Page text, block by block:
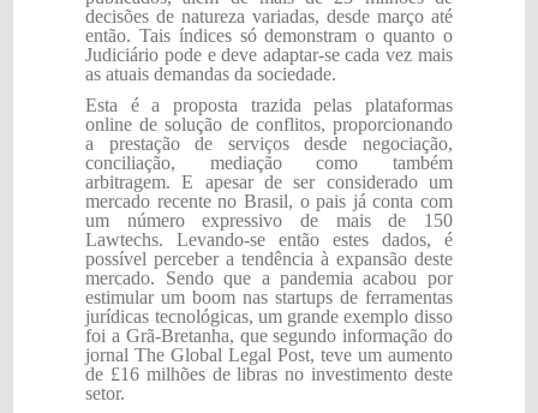
decisões de natureza variadas, desde março até
então. Tais índices só demonstram o quanto o
Judiciário pode e deve adaptar-se cada vez mais
as atuais demandas da sociedade.
Esta é a proposta trazida pelas plataformas
online de solução de conflitos, proporcionando
a prestação de serviços desde negociação,
conciliação, mediação como também
arbitragem. E apesar de ser considerado um
mercado recente no Brasil, o pais já conta com
um número expressivo de mais de 150
Lawtechs. Levando-se então estes dados, é
possível perceber a tendência à expansão deste
mercado. Sendo que a pandemia acabou por
estimular um boom nas startups de ferramentas
jurídicas tecnológicas, um grande exemplo disso
foi a Grã-Bretanha, que segundo informação do
jornal The Global Legal Post, teve um aumento
de £16 milhões de libras no investimento deste
setor.